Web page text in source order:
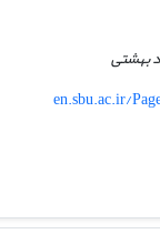
بهشتی
en.sbu.ac.ir/